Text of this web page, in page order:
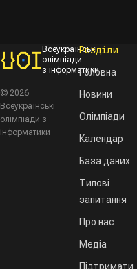
Всеукраїнські
олімпіади
з інформатики
© 2026
Всеукраїнські
олімпіади з
інформатики
Розділи
Головна
Новини
Олімпіади
Календар
База даних
Типові
запитання
Про нас
Медіа
Підтримати